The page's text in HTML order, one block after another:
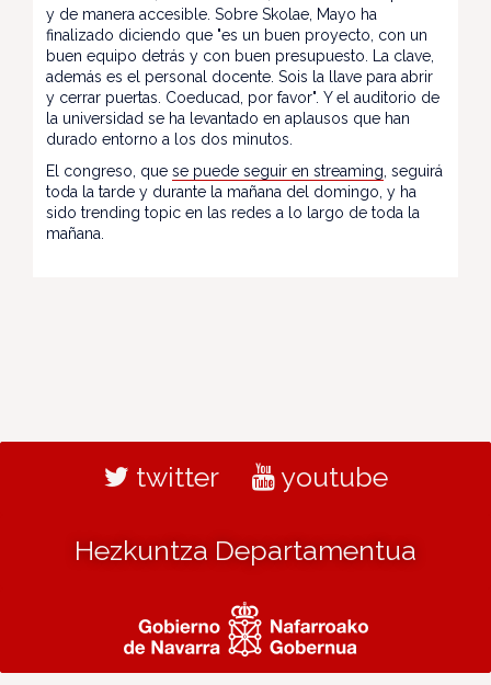
y de manera accesible. Sobre Skolae, Mayo ha
finalizado diciendo que "es un buen proyecto, con un
buen equipo detrás y con buen presupuesto. La clave,
además es el personal docente. Sois la llave para abrir
y cerrar puertas. Coeducad, por favor". Y el auditorio de
la universidad se ha levantado en aplausos que han
durado entorno a los dos minutos.
El congreso, que se puede seguir en streaming , seguirá
toda la tarde y durante la mañana del domingo, y ha
sido trending topic en las redes a lo largo de toda la
mañana.
twitter youtube
Hezkuntza Departamentua